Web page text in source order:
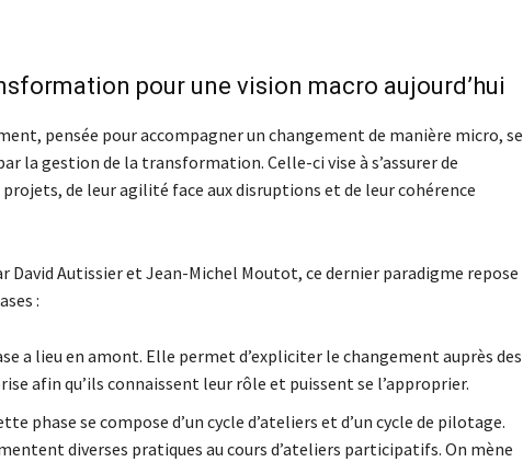
pour une vision macro aujourd’hui
pensée pour accompagner un changement de manière micro, se
la gestion de la transformation. Celle-ci vise à s’assurer de
projets, de leur agilité face aux disruptions et de leur cohérence
David Autissier et Jean-Michel Moutot, ce dernier paradigme repose
:
a lieu en amont. Elle permet d’expliciter le changement auprès des
afin qu’ils connaissent leur rôle et puissent se l’approprier.
phase se compose d’un cycle d’ateliers et d’un cycle de pilotage.
diverses pratiques au cours d’ateliers participatifs. On mène